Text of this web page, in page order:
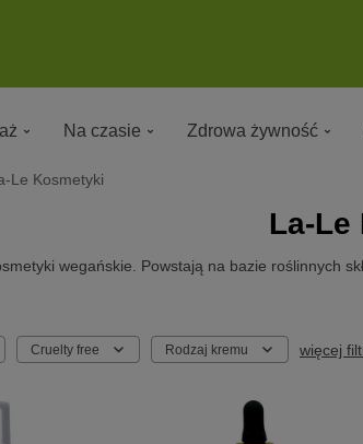
Na czasie Zdrowa żywność
Le Kosmetyki
La-Le
wegańskie. Powstają na bazie roślinnych
Cruelty free Rodzaj kremu więcej